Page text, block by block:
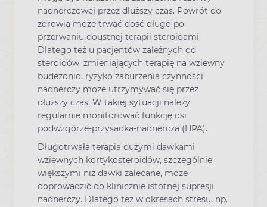
nadnerczowej przez dłuższy czas. Powrót do
zdrowia może trwać dość długo po
przerwaniu doustnej terapii steroidami.
Dlatego też u pacjentów zależnych od
steroidów, zmieniających terapię na wziewny
budezonid, ryzyko zaburzenia czynności
nadnerczy może utrzymywać się przez
dłuższy czas. W takiej sytuacji należy
regularnie monitorować funkcję osi
podwzgórze-przysadka-nadnercza (HPA).
Długotrwała terapia dużymi dawkami
wziewnych kortykosteroidów, szczególnie
większymi niż dawki zalecane, może
doprowadzić do klinicznie istotnej supresji
nadnerczy. Dlatego też w okresach stresu, np.